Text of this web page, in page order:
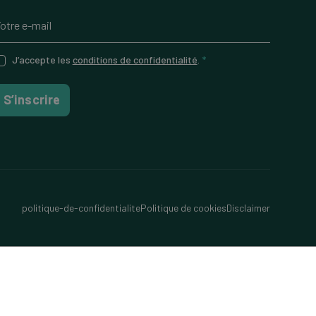
J’accepte les conditions de confidentialité *
S’inscrire
politique-de-confidentialitePolitique de cookiesDisclaimer